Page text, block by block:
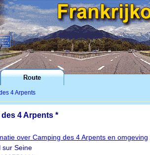
4 Arpents
4 Arpents *
over Camping des 4 Arpents en omgeving
sur Seine